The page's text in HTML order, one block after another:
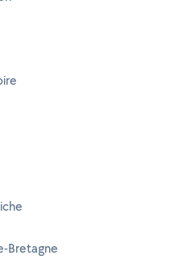
Bretagne